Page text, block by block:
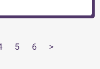
5 6 >